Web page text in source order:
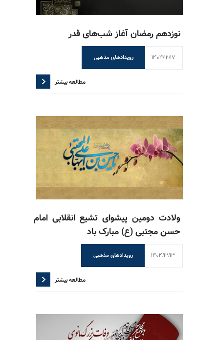
نوزدهم رمضان آغاز شب‌های قدر
رویدادهای مذهبی 1404/12/17
مطالعه بیشتر
ولادت دومین پیشوای تشیع انقلابی امام
حسن مجتبی (ع) مبارک باد
رویدادهای مذهبی 1404/12/13
مطالعه بیشتر